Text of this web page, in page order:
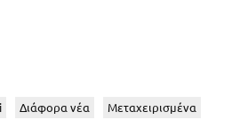
Διάφορα νέα Μεταχειρισμένα